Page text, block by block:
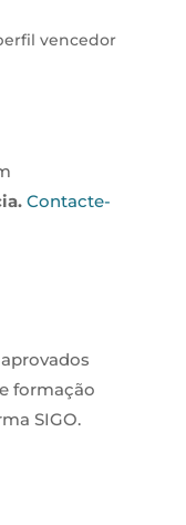
Contacte-
formação
SIGO.